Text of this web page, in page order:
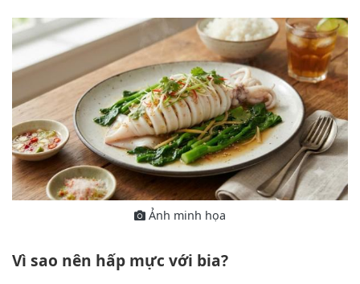
Ảnh minh họa
Vì sao nên hấp mực với bia?